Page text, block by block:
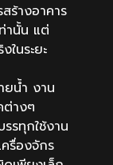
ร้างอาคาร
านั้น แต่
ในระยะ
ยน้ำ งาน
ต่างๆ
รทุกใช้งาน
รื่องจักร